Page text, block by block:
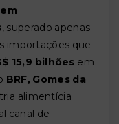
, superado apenas
importações que
15,9 bilhões em
BRF, Gomes da
alimentícia
canal de